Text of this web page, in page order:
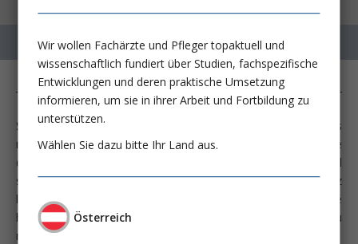
Selon le Deutschen Herzbericht (rapport allemand sur les
maladies cardiaques) 2016 actuellement en vigueur, l’incidence
de l’insuffisance cardiaque augmente depuis des années et il
s’agit désormais du diagnostic individuel le plus fréquent chez
les patients traités en ambulatoire. Désormais, la mortalité
hospitalière dépasse la mortalité suite à un infarctus du
myocarde et peut atteindre 20%.
Wir wollen Fachärzte und Pfleger topaktuell und
wissenschaftlich fundiert über Studien, fachspezifische
Entwicklungen und deren praktische Umsetzung
informieren, um sie in ihrer Arbeit und Fortbildung zu
unterstützen.
Wählen Sie dazu bitte Ihr Land aus.
Österreich